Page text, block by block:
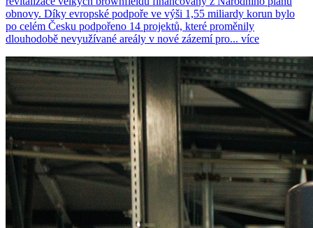
obnovy. Díky evropské podpoře ve výši 1,55 miliardy korun bylo
po celém Česku podpořeno 14 projektů, které proměnily
dlouhodobě nevyužívané areály v nové zázemí pro... více